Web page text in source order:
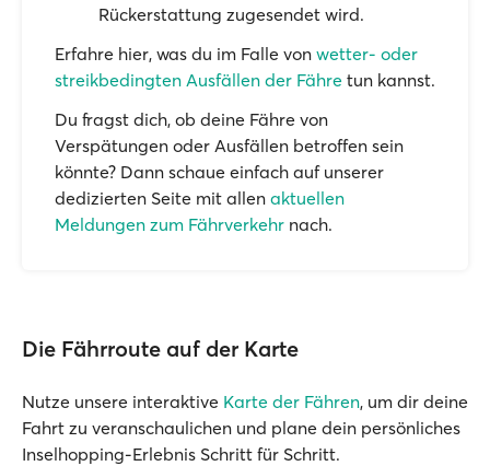
Rückerstattung zugesendet wird.
Erfahre hier, was du im Falle von wetter- oder
streikbedingten Ausfällen der Fähre tun kannst.
Du fragst dich, ob deine Fähre von
Verspätungen oder Ausfällen betroffen sein
könnte? Dann schaue einfach auf unserer
dedizierten Seite mit allen aktuellen
Meldungen zum Fährverkehr nach.
Die Fährroute auf der Karte
Nutze unsere interaktive Karte der Fähren, um dir deine
Fahrt zu veranschaulichen und plane dein persönliches
Inselhopping-Erlebnis Schritt für Schritt.